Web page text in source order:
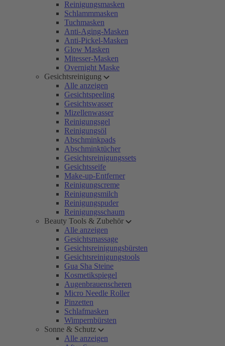
Reinigungsmasken
Schlammmasken
Tuchmasken
Anti-Aging-Masken
Anti-Pickel-Masken
Glow Masken
Mitesser-Masken
Overnight Maske
Gesichtsreinigung
Alle anzeigen
Gesichtspeeling
Gesichtswasser
Mizellenwasser
Reinigungsgel
Reinigungsöl
Abschminkpads
Abschminktücher
Gesichtsreinigungssets
Gesichtsseife
Make-up-Entferner
Reinigungscreme
Reinigungsmilch
Reinigungspuder
Reinigungsschaum
Beauty Tools & Zubehör
Alle anzeigen
Gesichtsmassage
Gesichtsreinigungsbürsten
Gesichtsreinigungstools
Gua Sha Steine
Kosmetikspiegel
Augenbrauenscheren
Micro Needle Roller
Pinzetten
Schlafmasken
Wimpernbürsten
Sonne & Schutz
Alle anzeigen